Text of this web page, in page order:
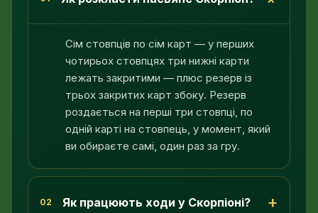
Сім стовпців по сім карт — у перших
чотирьох стовпцях три нижні карти
лежать закритими — плюс резерв із
трьох закритих карт збоку. Резерв
роздається на перші три стовпці, по
одній карті на стовпець, у момент, який
ви обираєте самі, один раз за гру.
02 Як працюють ходи у Скорпіоні? +